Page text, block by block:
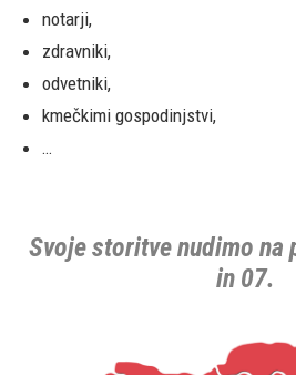
notarji,
zdravniki,
odvetniki,
kmečkimi gospodinjstvi,
…
Svoje storitve nudimo na
in 07.